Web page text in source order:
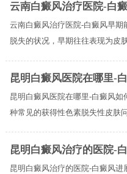
云南白癜风治疗医院-白
云南白癜风治疗医院-白癜风早
脱失的状况，早期往往表现为皮
昆明白癜风医院在哪里-
昆明白癜风医院在哪里-白癜风
种常见的获得性色素脱失性皮肤问
昆明白癜风治疗的医院-
昆明白癜风治疗的医院-白癜风